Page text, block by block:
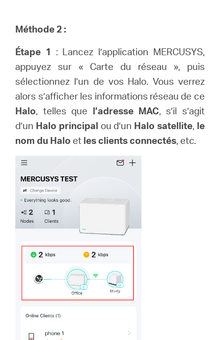
Méthode 2 :
Étape 1 : Lancez l’application MERCUSYS,
appuyez sur « Carte du réseau », puis
sélectionnez l’un de vos Halo. Vous verrez
alors s’afficher les informations réseau de ce
Halo, telles que l’adresse MAC, s’il s’agit
d’un Halo principal ou d’un Halo satellite, le
nom du Halo et les clients connectés, etc.